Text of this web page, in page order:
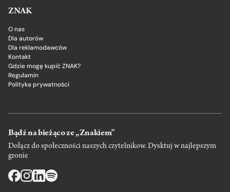
ZNAK
O nas
Dla autorów
Dla reklamodawców
Kontakt
Gdzie mogę kupić ZNAK?
Regulamin
Polityka prywatności
Bądź na bieżąco ze „Znakiem”
Dołącz do społeczności naszych czytelnikow. Dysktuj w najlepszym
gronie